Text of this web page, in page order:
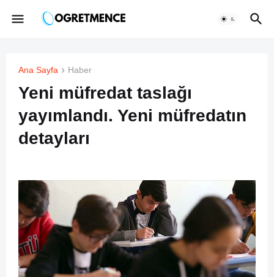
Ana Sayfa Haber
Yeni müfredat taslağı
yayımlandı. Yeni müfredatın
detayları